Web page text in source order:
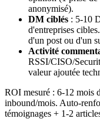
anonymisé).
DM ciblés : 5-10
d'entreprises
d'un post ou d'un
Activité
RSSI/CISO/
valeur ajoutée
ROI mesuré : 6-12 mois
inbound/mois. Auto-
témoignages + 1-2